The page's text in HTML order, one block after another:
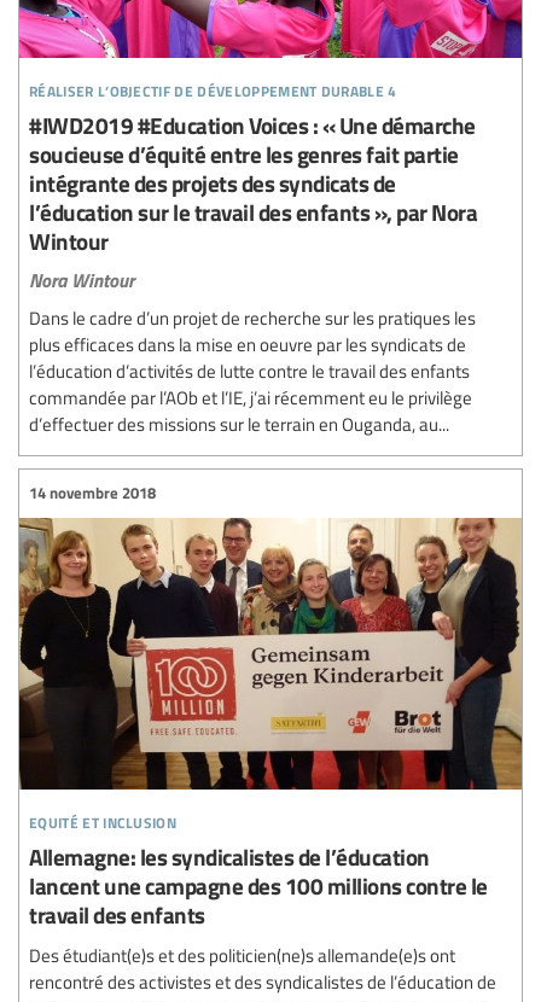
réaliser l’objectif de développement durable 4
#IWD2019 #Education Voices : « Une démarche
soucieuse d’équité entre les genres fait partie
intégrante des projets des syndicats de
l’éducation sur le travail des enfants », par Nora
Wintour
Nora Wintour
Dans le cadre d’un projet de recherche sur les pratiques les
plus efficaces dans la mise en oeuvre par les syndicats de
l’éducation d’activités de lutte contre le travail des enfants
commandée par l’AOb et l’IE, j’ai récemment eu le privilège
d’effectuer des missions sur le terrain en Ouganda, au...
equité et inclusion
14 novembre 2018
Allemagne: les syndicalistes de l’éducation
lancent une campagne des 100 millions contre le
travail des enfants
Des étudiant(e)s et des politicien(ne)s allemande(e)s ont
rencontré des activistes et des syndicalistes de l’éducation de